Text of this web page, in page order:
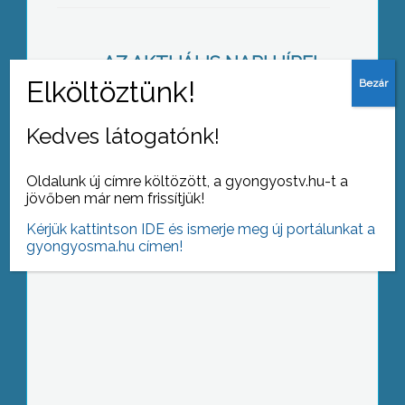
AZ AKTUÁLIS NAPI HÍREI
Gyöngyösiek Heves megye
legkiválóbbjai között
Kedves látogatónk!
Oldalunk új címre költözött, a gyongyostv.hu-t a
jövőben már nem frissítjük!
Kérjük kattintson IDE és ismerje meg új portálunkat a
gyongyosma.hu címen!